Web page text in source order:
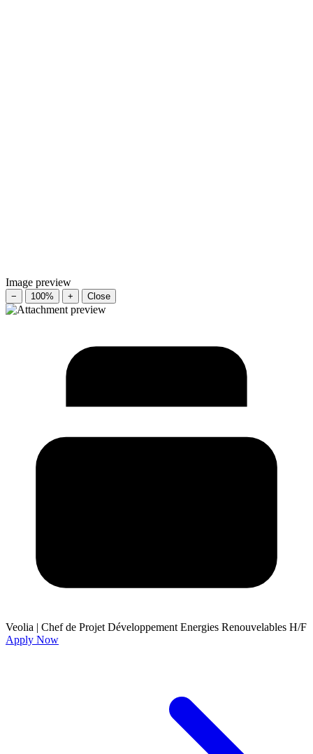
Image preview
− 100% + Close
Veolia | Chef de Projet Développement Energies Renouvelables H/F
Apply Now